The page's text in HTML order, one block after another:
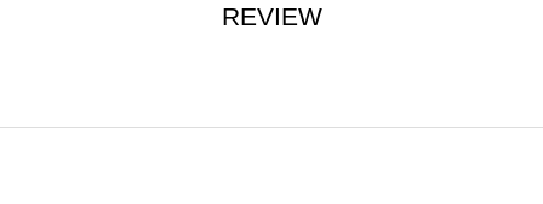
REVIEW